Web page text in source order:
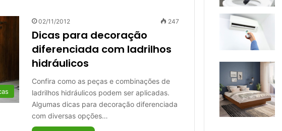
02/11/2012 247
Dicas para decoração
diferenciada com ladrilhos
hidráulicos
Confira como as peças e combinações de
ladrilhos hidráulicos podem ser aplicadas.
Algumas dicas para decoração diferenciada
com diversas opções…